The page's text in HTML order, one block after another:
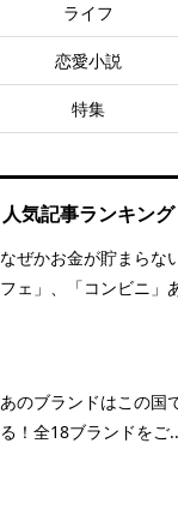
ライフ
恋愛小説
特集
人気記事ランキング
なぜかお金が貯まらな
フェ」、「コンビニ」
あのブランドはこの国
る！全18ブランドをご